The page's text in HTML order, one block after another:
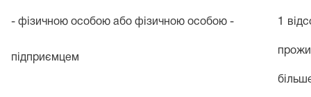
- фізичною особою або фізичною особою -
підприємцем
1